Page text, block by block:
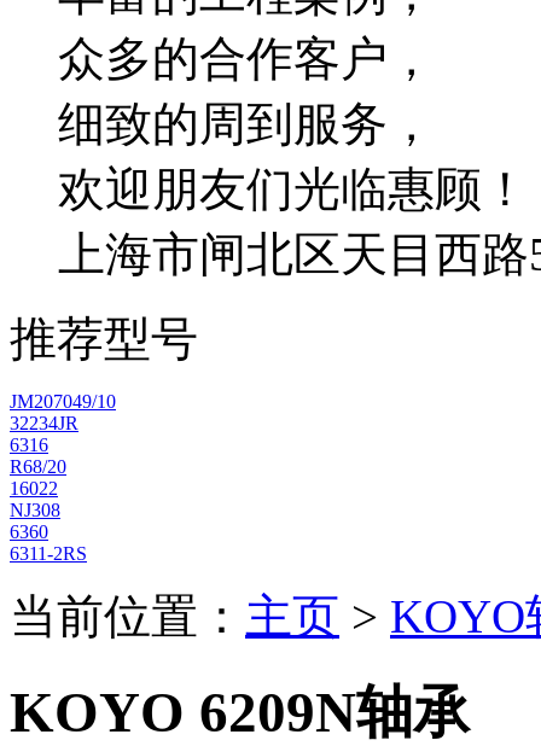
众多的合作客户，
细致的周到服务，
欢迎朋友们光临惠顾！
上海市闸北区天目西
推荐型号
JM207049/10
32234JR
6316
R68/20
16022
NJ308
6360
6311-2RS
当前位置： 主页 > KOYO
KOYO 6209N轴承